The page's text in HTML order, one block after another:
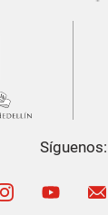
Síguenos:
Personales ,
2012
.